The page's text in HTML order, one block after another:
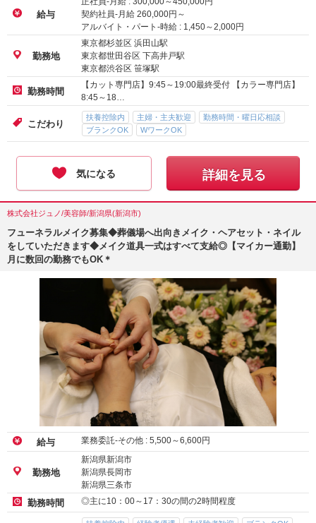
給与
契約社員-月給 260,000円～
アルバイト・パート-時給 : 1,450～2,000円
勤務地
東京都杉並区 浜田山駅
東京都世田谷区 下高井戸駅
東京都渋谷区 笹塚駅
勤務時間
【カット専門店】9:45～19:00最終受付 【カラー専門店】
8:45～18…
こだわり
扶養控除内 主婦・主夫歓迎
勤務時間・曜日応相談
ブランクOK
WワークOK
気になる 詳細を見る
株式会社ジュノ/美容師/新潟県(新潟市)
フューネラルメイク募集◆葬儀場へ出向きメイク・ヘアセット・ネイル
をしていただきます◆メイク道具一式はすべて支給◎【マイカー通勤】
月に数回の勤務でもOK＊
給与 業務委託-その他 : 5,500～6,600円
勤務地
新潟県新潟市
新潟県長岡市
新潟県三条市
勤務時間 ◎主に10：00～17：30の間の2時間程度